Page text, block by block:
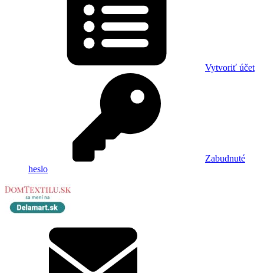
Vytvoriť účet
Zabudnuté
heslo